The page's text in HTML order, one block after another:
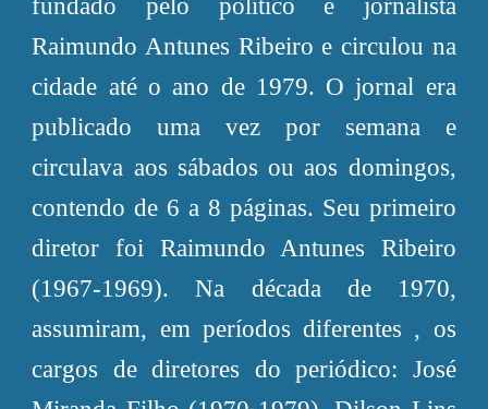
fundado pelo político e jornalista
Raimundo Antunes Ribeiro e circulou na
cidade até o ano de 1979. O jornal era
publicado uma vez por semana e
circulava aos sábados ou aos domingos,
contendo de 6 a 8 páginas. Seu primeiro
diretor foi Raimundo Antunes Ribeiro
(1967-1969). Na década de 1970,
assumiram, em períodos diferentes , os
cargos de diretores do periódico: José